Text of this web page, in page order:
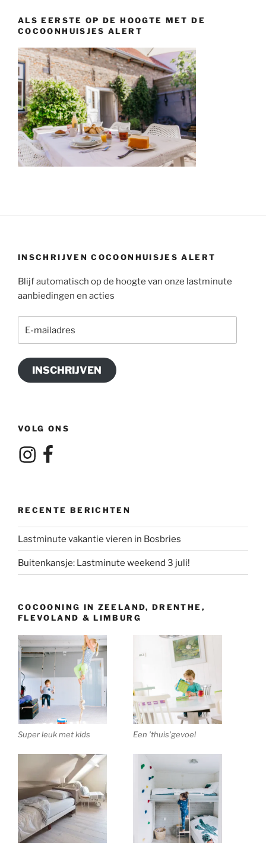
ALS EERSTE OP DE HOOGTE MET DE
COCOONHUISJES ALERT
INSCHRIJVEN COCOONHUISJES ALERT
Blijf automatisch op de hoogte van onze lastminute
aanbiedingen en acties
INSCHRIJVEN
VOLG ONS
InstagramFacebook
RECENTE BERICHTEN
Lastminute vakantie vieren in Bosbries
Buitenkansje: Lastminute weekend 3 juli!
COCOONING IN ZEELAND, DRENTHE,
FLEVOLAND & LIMBURG
Super leuk met kids Een ’thuis’gevoel